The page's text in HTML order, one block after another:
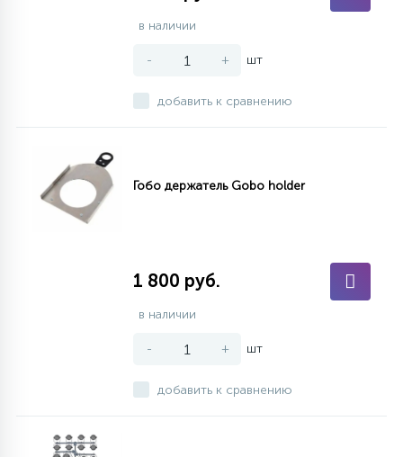
в наличии
- + шт
добавить к сравнению
Гобо держатель Gobo holder
1 800 руб.
в наличии
- + шт
добавить к сравнению